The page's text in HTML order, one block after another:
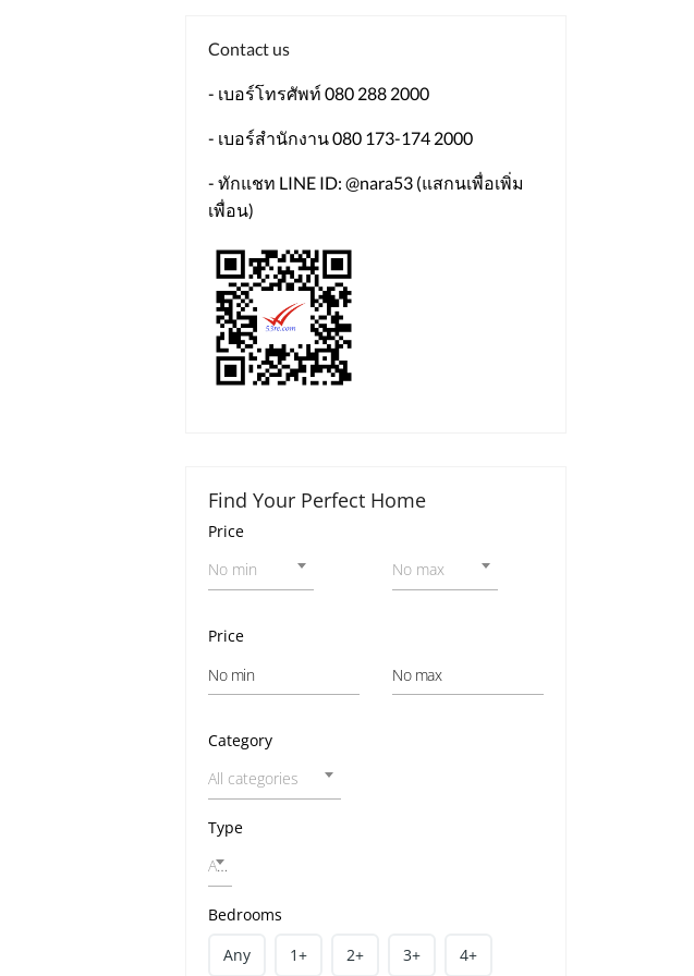
Contact us
- เบอร์โทรศัพท์ 080 288 2000
- เบอร์สำนักงาน 080 173-174 2000
- ทักแชท LINE ID: @nara53 (แสกนเพื่อเพิ่ม
เพื่อน)
Find Your Perfect Home
Price
No min
No max
Price
Category
All categories
Type
All home types
Bedrooms
Any
1+ 2+ 3+ 4+